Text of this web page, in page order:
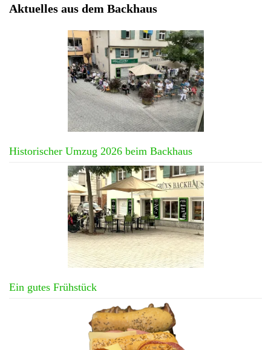
Aktuelles aus dem Backhaus
Historischer Umzug 2026 beim Backhaus
Ein gutes Frühstück